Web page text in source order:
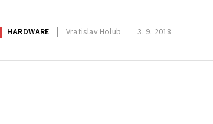
HARDWARE Vratislav Holub 3. 9. 2018